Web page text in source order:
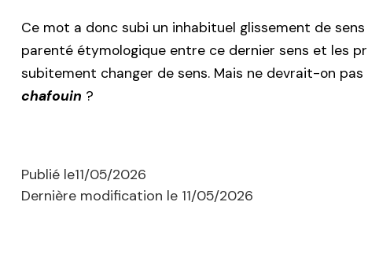
Ce mot a donc subi un inhabituel glissement de
parenté étymologique entre ce dernier sens et les
subitement changer de sens. Mais ne devrait-on pas
chafouin ?
Publié le11/05/2026
Dernière modification le 11/05/2026